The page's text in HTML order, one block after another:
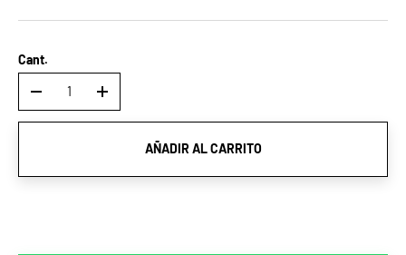
Cant.
- +
AÑADIR AL CARRITO